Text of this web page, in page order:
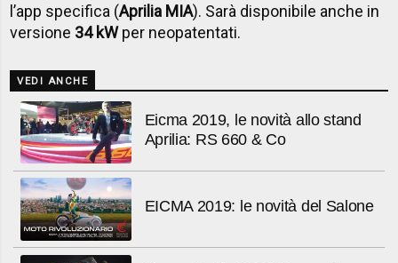
l’app specifica (Aprilia MIA). Sarà disponibile anche in
versione 34 kWper neopatentati.
VEDI ANCHE
Eicma 2019, le novità allo stand
Aprilia: RS 660 & Co
EICMA 2019: le novità del Salone